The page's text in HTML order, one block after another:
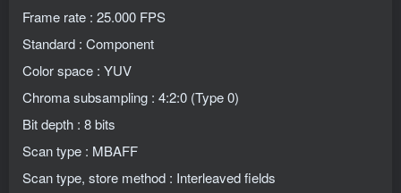
Frame rate : 25.000 FPS
Standard : Component
Color space : YUV
Chroma subsampling : 4:2:0 (Type 0)
Bit depth : 8 bits
Scan type : MBAFF
Scan type, store method : Interleaved fields